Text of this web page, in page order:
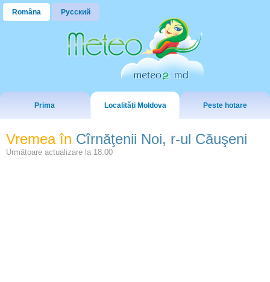
Româna Русский
Prima Localități Moldova Peste hotare
Vremea în Cîrnăţenii Noi, r-ul Căuşeni
Următoare actualizare la 18:00